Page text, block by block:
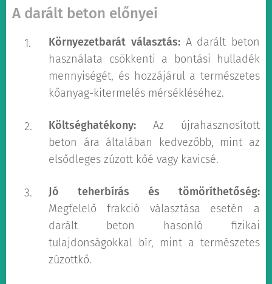
A darált beton előnyei
Környezetbarát választás:A darált beton
használata csökkenti a bontási hulladék
mennyiségét, és hozzájárul a természetes
kőanyag-kitermelés mérsékléséhez.
Költséghatékony: Az újrahasznosított
beton ára általában kedvezőbb, mint az
elsődleges zúzott kőé vagy kavicsé.
Jó teherbírás és tömöríthetőség:
Megfelelő frakció választása esetén a
darált beton hasonló fizikai
tulajdonságokkal bír, mint a természetes
zúzottkő.